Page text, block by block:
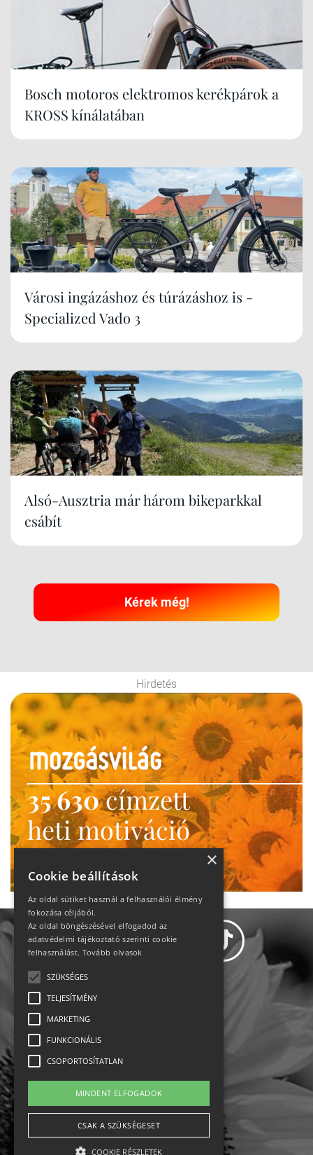
Bosch motoros elektromos kerékpárok a
KROSS kínálatában
Városi ingázáshoz és túrázáshoz is -
Specialized Vado 3
Alsó-Ausztria már három bikeparkkal
csábít
Kérek még!
Hirdetés
35 630címzett
heti motiváció
Ne maradj le!
Impresszum-kapcsolat
Jogi nyilatkozat
Rólunk
×
Cookie beállítások
Az oldal sütiket használ a felhasználói élmény
fokozása céljából.
Az oldal böngészésével elfogadod az
adatvédelmi tájékoztató szerinti cookie
felhasználást. Tovább olvasok
SZÜKSÉGES
TELJESÍTMÉNY
MARKETING
FUNKCIONÁLIS
CSOPORTOSÍTATLAN
MINDENT ELFOGADOK
CSAK A SZÜKSÉGESET
COOKIE RÉSZLETEK